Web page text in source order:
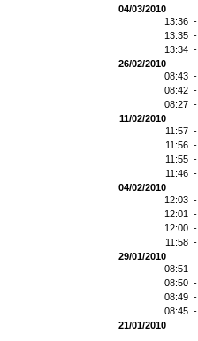
04/03/2010
13:36 -
13:35 -
13:34 -
26/02/2010
08:43 -
08:42 -
08:27 -
11/02/2010
11:57 -
11:56 -
11:55 -
11:46 -
04/02/2010
12:03 -
12:01 -
12:00 -
11:58 -
29/01/2010
08:51 -
08:50 -
08:49 -
08:45 -
21/01/2010